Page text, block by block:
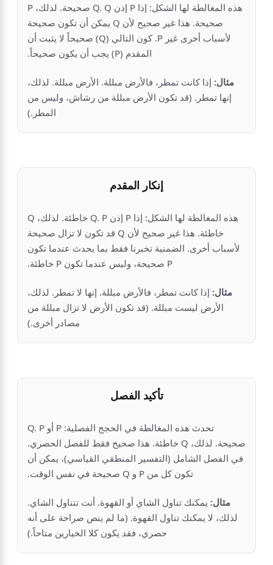
هذه المغالطة لها الشكل: إذا P إذن Q. Q صحيحة. لذلك، P
صحيحة. هذا غير صحيح لأن Q يمكن أن تكون صحيحة
لأسباب أخرى غير P. كون التالي (Q) صحيحاً لا يثبت أن
المقدم (P) يجب أن يكون صحيحاً.
مثال: إذا كانت تمطر، فالأرض مبللة. الأرض مبللة. لذلك،
إنها تمطر. (قد تكون الأرض مبللة من رشاش، وليس من
المطر.)
إنكار المقدم
هذه المغالطة لها الشكل: إذا P إذن Q. P خاطئة. لذلك، Q
خاطئة. هذا غير صحيح لأن Q قد تكون لا تزال صحيحة
لأسباب أخرى. الضمنية تخبرنا فقط بما يحدث عندما تكون
P صحيحة، وليس عندما تكون P خاطئة.
مثال: إذا كانت تمطر، فالأرض مبللة. إنها لا تمطر. لذلك،
الأرض ليست مبللة. (قد تكون الأرض لا تزال مبللة من
مصادر أخرى.)
تأكيد الفصل
تحدث هذه المغالطة في الحجج الفصلية: P أو Q. P
صحيحة. لذلك، Q خاطئة. هذا صحيح فقط للفصل الحصري.
في الفصل الشامل (التفسير المنطقي القياسي)، يمكن أن
تكون كل من P و Q صحيحة في نفس الوقت.
مثال: يمكنك تناول الشاي أو القهوة. أنت تتناول الشاي.
لذلك، لا يمكنك تناول القهوة. (ما لم ينص صراحة على أنه
حصري، فقد يكون كلا الخيارين متاحاً.)